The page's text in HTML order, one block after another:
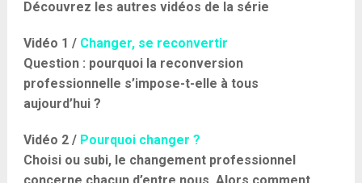
Découvrez les autres vidéos de la série
Vidéo 1 / Changer, se reconvertir
Question : pourquoi la reconversion
professionnelle s’impose-t-elle à tous
aujourd’hui ?
Vidéo 2 / Pourquoi changer ?
Choisi ou subi, le changement professionnel